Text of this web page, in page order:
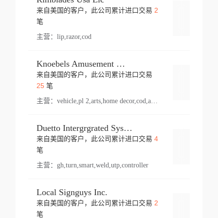
来自美国的客户，此公司累计进口交易 2
笔
主营： lip,razor,cod
Knoebels Amusement Resort
来自美国的客户，此公司累计进口交易
25笔
主营： vehicle,pl 2,arts,home decor,cod,amusement ride,sea
Duetto Intergrgrated Systems Inc.
来自美国的客户，此公司累计进口交易 4
笔
主营： gh,turn,smart,weld,utp,controller
Local Signguys Inc.
来自美国的客户，此公司累计进口交易 2
笔